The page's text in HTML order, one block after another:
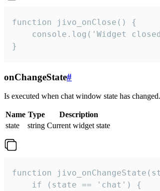
function jivo_onClose() {
console.log('Widget
}
onChangeState#
Is executed when chat window state has changed.
Name Type
Description
state
string Current widget state
function
    if (state == 'chat') {